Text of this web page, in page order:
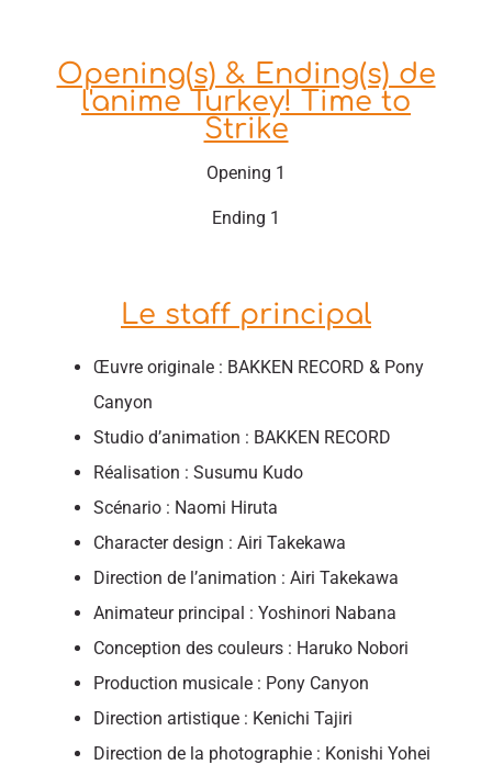
Opening(s) & Ending(s) de
l'anime Turkey! Time to
Strike
Opening 1
Ending 1
Le staff principal
Œuvre originale : BAKKEN RECORD & Pony
Canyon
Studio d’animation : BAKKEN RECORD
Réalisation : Susumu Kudo
Scénario : Naomi Hiruta
Character design : Airi Takekawa
Direction de l’animation : Airi Takekawa
Animateur principal : Yoshinori Nabana
Conception des couleurs : Haruko Nobori
Production musicale : Pony Canyon
Direction artistique : Kenichi Tajiri
Direction de la photographie : Konishi Yohei